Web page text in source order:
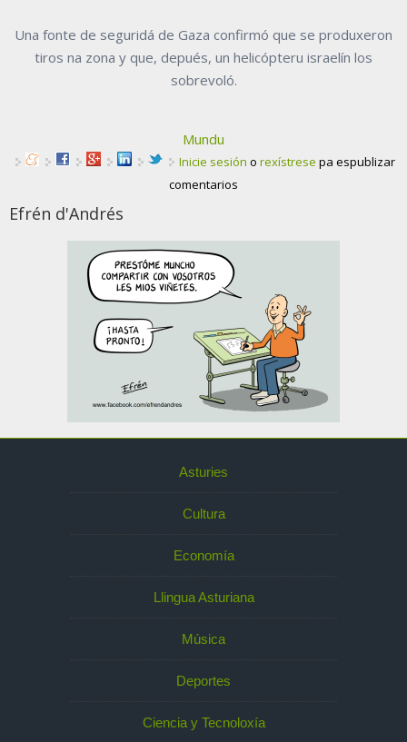
Una fonte de seguridá de Gaza confirmó que se produxeron
tiros na zona y que, depués, un helicópteru israelín los
sobrevoló.
Mundu
Inicie sesión o rexístrese pa espublizar
comentarios
Efrén d'Andrés
Asturies
Cultura
Economía
Llingua Asturiana
Música
Deportes
Ciencia y Tecnoloxía